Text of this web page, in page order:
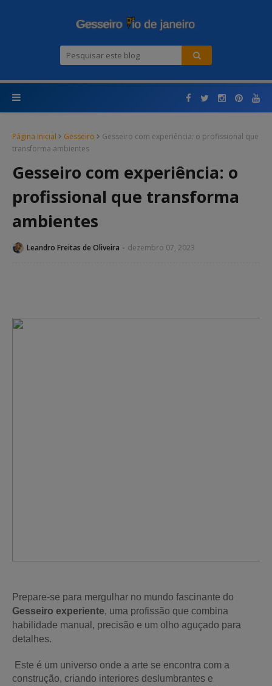
Página inicial Gesseiro
Gesseiro com experiência: o profissional que
transforma ambientes
Gesseiro com experiência: o
profissional que transforma
ambientes
Leandro Freitas de Oliveira dezembro 07, 2023
Prepare-se para mergulhar no mundo fascinante do
Gesseiro experiente, uma profissão que combina
habilidade manual, precisão e um olho aguçado para
detalhes.
Este é um universo onde a arte se encontra com a
construção, criando interiores deslumbrantes e